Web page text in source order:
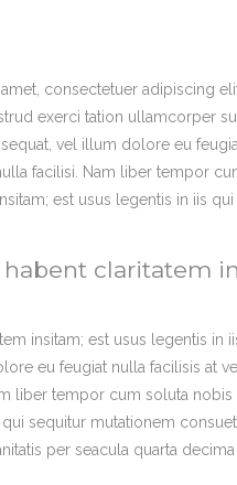
consectetuer adipiscing
exerci tation ullamcorper
vel illum dolore eu
facilisi. Nam liber tempor
est usus legentis in iis
claritatem
insitam; est usus legentis
eu feugiat nulla facilisis at
liber tempor cum soluta
sequitur mutationem
per seacula quarta